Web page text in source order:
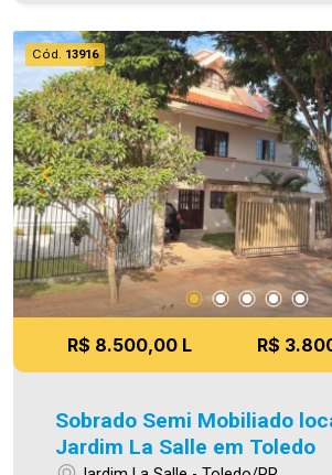
uma das maiores carteiras de
administrados da cidade, atuando
tanto na locação quanto na venda. Aproveite essa
oportunidade, agende uma visita! Imobiliária Ativa
| Sinta-se em casa! - As informações aqui
prestadas são verdadeiras,
nos o direito de corrigir qualquer
digitação e/ou ortografia, bem
dos preços e imagens. Fotos
ilustrativas.
Cód. 13916
R$ 8.500,00 L R$
Sobrado Semi Mobiliado
Jardim La Salle em Toledo